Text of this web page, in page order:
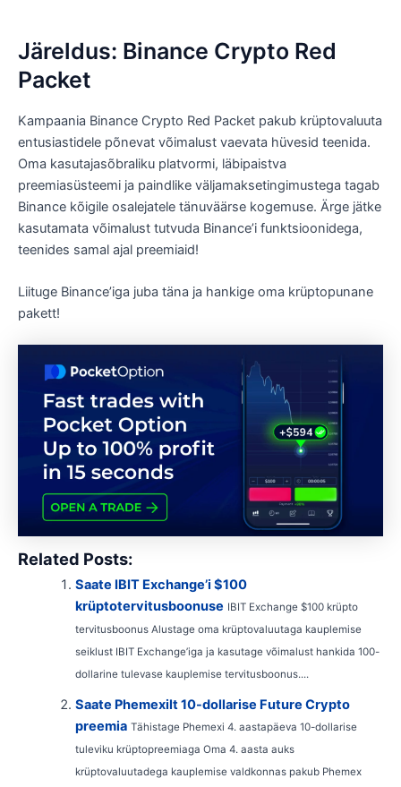
Järeldus: Binance Crypto Red
Packet
Kampaania Binance Crypto Red Packet pakub krüptovaluuta
entusiastidele põnevat võimalust vaevata hüvesid teenida.
Oma kasutajasõbraliku platvormi, läbipaistva
preemiasüsteemi ja paindlike väljamaksetingimustega tagab
Binance kõigile osalejatele tänuväärse kogemuse. Ärge jätke
kasutamata võimalust tutvuda Binance’i funktsioonidega,
teenides samal ajal preemiaid!
Liituge Binance’iga juba täna ja hankige oma krüptopunane
pakett!
Related Posts:
Saate IBIT Exchange’i $100
krüptotervitusboonuse IBIT Exchange $100 krüpto
tervitusboonus Alustage oma krüptovaluutaga kauplemise
seiklust IBIT Exchange’iga ja kasutage võimalust hankida 100-
dollarine tulevase kauplemise tervitusboonus....
Saate Phemexilt 10-dollarise Future Crypto
preemia Tähistage Phemexi 4. aastapäeva 10-dollarise
tuleviku krüptopreemiaga Oma 4. aasta auks
krüptovaluutadega kauplemise valdkonnas pakub Phemex